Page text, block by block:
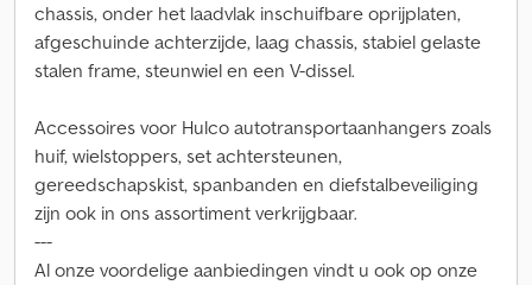
chassis, onder het laadvlak inschuifbare oprijplaten,
afgeschuinde achterzijde, laag chassis, stabiel gelaste
stalen frame, steunwiel en een V-dissel.
Accessoires voor Hulco autotransportaanhangers zoals
huif, wielstoppers, set achtersteunen,
gereedschapskist, spanbanden en diefstalbeveiliging
zijn ook in ons assortiment verkrijgbaar.
---
Al onze voordelige aanbiedingen vindt u ook op onze